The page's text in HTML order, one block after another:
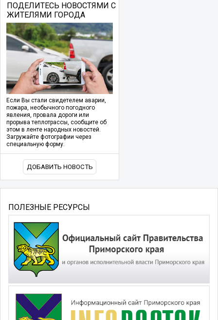
ПОДЕЛИТЕСЬ НОВОСТЯМИ С
ЖИТЕЛЯМИ ГОРОДА
Если Вы стали свидетелем аварии,
пожара, необычного погодного
явления, провала дороги или
прорыва теплотрассы, сообщите об
этом в ленте народных новостей.
Загружайте фотографии через
специальную форму.
ДОБАВИТЬ НОВОСТЬ
ПОЛЕЗНЫЕ РЕСУРСЫ